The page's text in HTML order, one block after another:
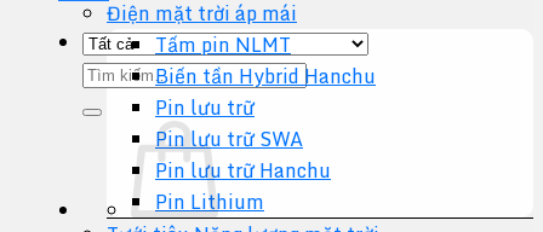
Tìm
kiếm:
Điện mặt trời áp mái
Tấm pin NLMT
Biến tần Hybrid Hanchu
Pin lưu trữ
Pin lưu trữ SWA
Pin lưu trữ Hanchu
Pin Lithium